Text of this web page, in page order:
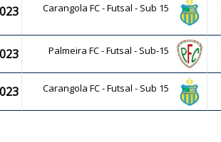
Carangola FC - Futsal - Sub 15
Palmeira FC - Futsal - Sub-15
Carangola FC - Futsal - Sub 15